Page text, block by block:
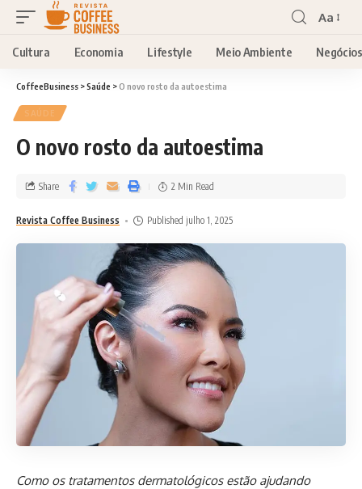
Aa
Cultura Economia Lifestyle Meio Ambiente Negócios
CoffeeBusiness >Saúde >O novo rosto da autoestima
SAÚDE
O novo rosto da autoestima
Revista Coffee Business Published julho 1, 2025
Share 2 Min Read
Como os tratamentos dermatológicos estão ajudando